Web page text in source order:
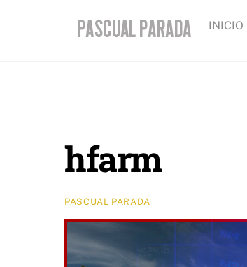
INICIO
hfarm
PASCUAL PARADA